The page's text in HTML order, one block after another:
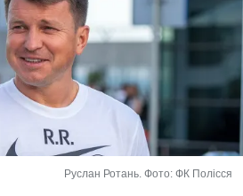
Букмекери
Казино
Руслан Ротань. Фото: ФК Полісся